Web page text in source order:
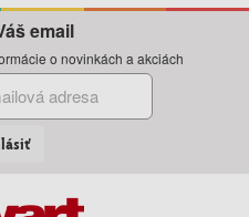
email
o novinkách a akciách